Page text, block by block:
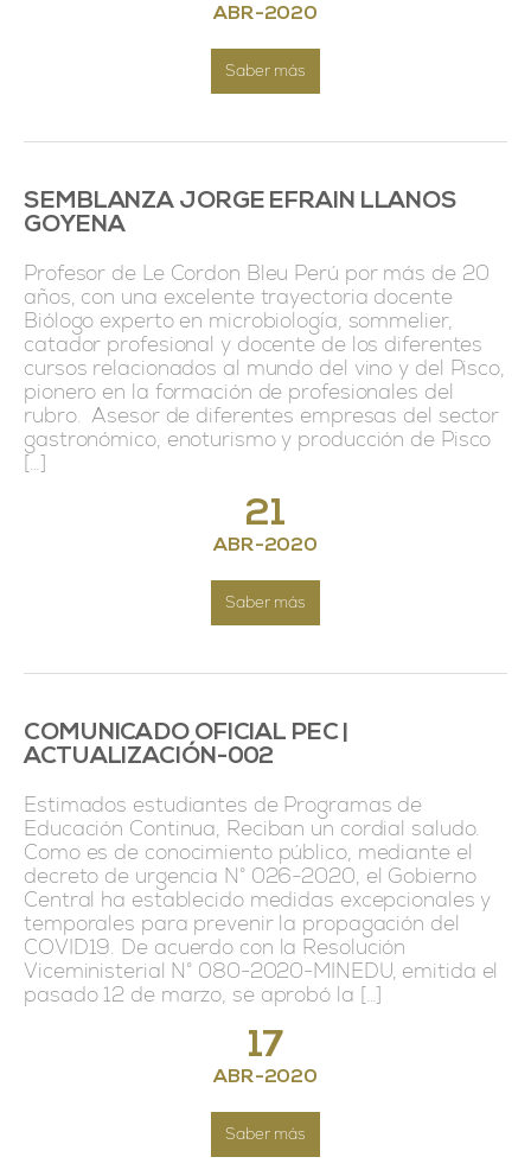
ABR-2020
Saber más
21
ABR-2020
Saber más
SEMBLANZA JORGE EFRAIN LLANOS
GOYENA
Profesor de Le Cordon Bleu Perú por más de 20
años, con una excelente trayectoria docente
Biólogo experto en microbiología, sommelier,
catador profesional y docente de los diferentes
cursos relacionados al mundo del vino y del Pisco,
pionero en la formación de profesionales del
rubro. Asesor de diferentes empresas del sector
gastronómico, enoturismo y producción de Pisco
[…]
17
ABR-2020
Saber más
COMUNICADO OFICIAL PEC |
ACTUALIZACIÓN-002
Estimados estudiantes de Programas de
Educación Continua, Reciban un cordial saludo.
Como es de conocimiento público, mediante el
decreto de urgencia N° 026-2020, el Gobierno
Central ha establecido medidas excepcionales y
temporales para prevenir la propagación del
COVID19. De acuerdo con la Resolución
Viceministerial N° 080-2020-MINEDU, emitida el
pasado 12 de marzo, se aprobó la […]